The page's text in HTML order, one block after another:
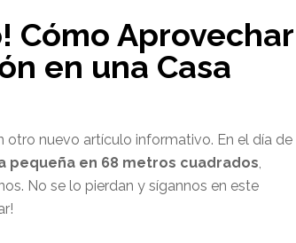
Cómo Aprovechar
en una Casa
otro nuevo artículo informativo. En el día de
pequeña en 68 metros cuadrados,
No se lo pierdan y sígannos en este